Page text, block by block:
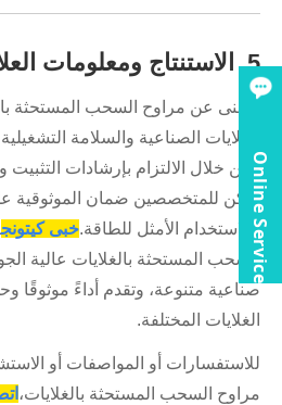
5. الاستنتاج ومعلومات العلامة التجارية
لا غنى عن مراوح السحب المستحثة
الغلايات الصناعية والسلامة
ومن خلال الالتزام بإرشادات التثبيت
يمكن للمتخصصين ضمان الموثوقية
والاستخدام الأمثل للطاقة.خبى كيتونج
السحب المستحثة بالغلايات عالية
صناعية متنوعة، وتقدم أداءً موثوقًا
الغلايات المختلفة.
للاستفسارات أو المواصفات أو
مراوح السحب المستحثة بالغلايات،
Online Service